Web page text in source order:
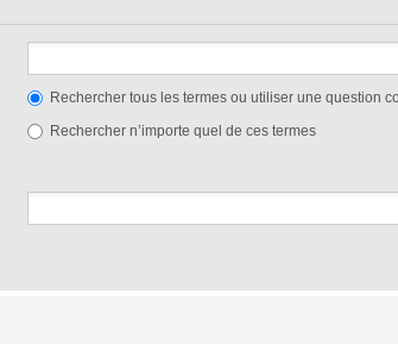
Rechercher tous les termes ou utiliser une question
Rechercher n’importe quel de ces termes